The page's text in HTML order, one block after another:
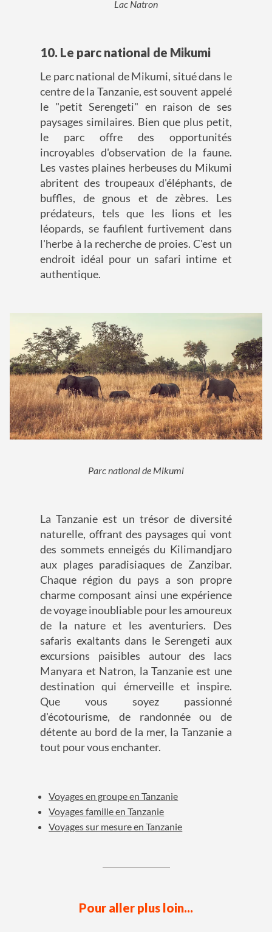
Lac Natron
10. Le parc national de Mikumi
Le parc national de Mikumi, situé dans le
centre de la Tanzanie, est souvent appelé
le "petit Serengeti" en raison de ses
paysages similaires. Bien que plus petit,
le parc offre des opportunités
incroyables d'observation de la faune.
Les vastes plaines herbeuses du Mikumi
abritent des troupeaux d'éléphants, de
buffles, de gnous et de zèbres. Les
prédateurs, tels que les lions et les
léopards, se faufilent furtivement dans
l'herbe à la recherche de proies. C'est un
endroit idéal pour un safari intime et
authentique.
Parc national de Mikumi
La Tanzanie est un trésor de diversité
naturelle, offrant des paysages qui vont
des sommets enneigés du Kilimandjaro
aux plages paradisiaques de Zanzibar.
Chaque région du pays a son propre
charme composant ainsi une expérience
de voyage inoubliable pour les amoureux
de la nature et les aventuriers. Des
safaris exaltants dans le Serengeti aux
excursions paisibles autour des lacs
Manyara et Natron, la Tanzanie est une
destination qui émerveille et inspire.
Que vous soyez passionné
d'écotourisme, de randonnée ou de
détente au bord de la mer, la Tanzanie a
tout pour vous enchanter.
Voyages en groupe en Tanzanie
Voyages famille en Tanzanie
Voyages sur mesure en Tanzanie
Pour aller plus loin...